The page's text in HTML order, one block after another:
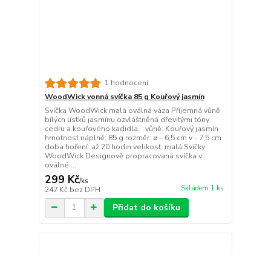
1 hodnocení
WoodWick vonná svíčka 85 g Kouřový jasmín
Svíčka WoodWick malá oválná váza Příjemná vůně
bílých lístků jasmínu ozvláštněná dřevitými tóny
cedru a kouřového kadidla. vůně: Kouřový jasmín
hmotnost náplně: 85 g rozměr: ø - 6,5 cm v - 7,5 cm
doba hoření: až 20 hodin velikost: malá Svíčky
WoodWick Designově propracovaná svíčka v
oválné ...
299 Kč/ks
247 Kč bez DPH Skladem 1 ks
Přidat do košíku